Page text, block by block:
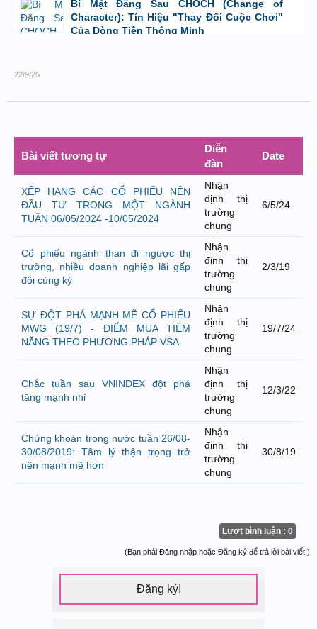
Bí Mật Đằng Sau CHOCH (Change of
Character): Tín Hiệu "Thay Đổi Cuộc Chơi"
Của Dòng Tiền Thông Minh
22/9/25
Bài viết tương tự
Diễn
đàn
Date
XẾP HẠNG CÁC CỔ PHIẾU NÊN
ĐẦU TƯ TRONG MỘT NGÀNH
TUẦN 06/05/2024 -10/05/2024
Nhận
định thị
trường
chung
6/5/24
Cổ phiếu ngành than đi ngược thị
trường, nhiều doanh nghiệp lãi gấp
đôi cùng kỳ
Nhận
định thị
trường
chung
2/3/19
SỰ ĐỘT PHÁ MẠNH MẼ CỔ PHIẾU
MWG (19/7) - ĐIỂM MUA TIỀM
NĂNG THEO PHƯƠNG PHÁP VSA
Nhận
định thị
trường
chung
19/7/24
Chắc tuần sau VNINDEX đột phá
tăng mạnh nhỉ
Nhận
định thị
trường
chung
12/3/22
Chứng khoán trong nước tuần 26/08-
30/08/2019: Tâm lý thận trọng trở
nên mạnh mẽ hơn
Nhận
định thị
trường
chung
30/8/19
Lượt bình luận : 0
(Bạn phải Đăng nhập hoặc Đăng ký để trả lời bài viết.)
Đăng ký!